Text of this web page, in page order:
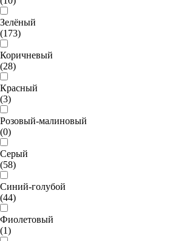
Зелёный
(173)
Коричневый
(28)
Красный
(3)
Розовый-малиновый
(0)
Серый
(58)
Синий-голубой
(44)
Фиолетовый
(1)